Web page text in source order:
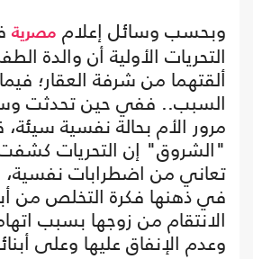
وبحسب وسائل إعلام مصرية
التحريات الأولية أن والدة
ألقتهما من شرفة العقار؛
السبب.. ففي حين تحدثت
مرور الأم بحالة نفسية
"الشروق" إن التحريات كشفت
تعاني من اضطرابات نفسية،
في ذهنها فكرة التخلص من
الانتقام من زوجها بسبب
وعدم الإنفاق عليها وعلى